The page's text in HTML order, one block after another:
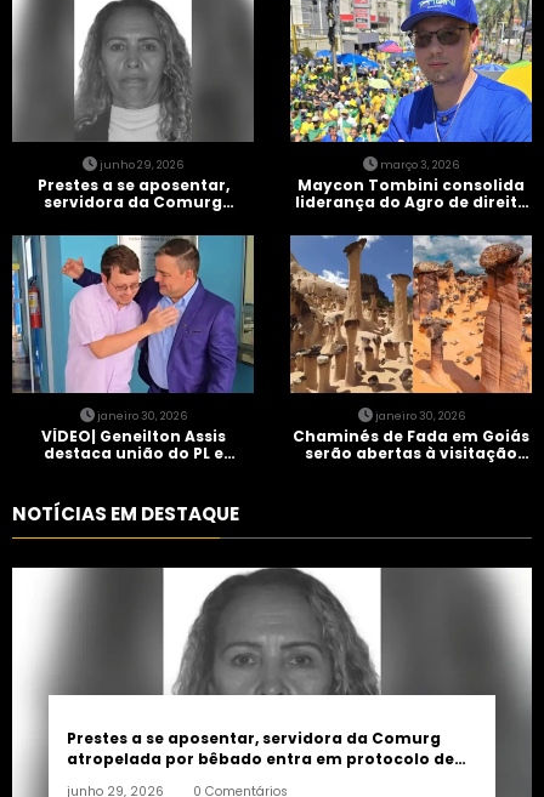
junho 29, 2026
Prestes a se aposentar,
servidora da Comurg
entra em protocolo de
morte encefálica
março 3, 2026
Maycon Tombini consolida
liderança do Agro de direita
Brasil” em Goiânia
janeiro 30, 2026
VÍDEO| Geneilton Assis
destaca união do PL e
janeiro 30, 2026
Chaminés de Fada em Goiás
serão abertas à visitação
NOTÍCIAS EM DESTAQUE
Prestes a se aposentar, servidora da Comurg
atropelada por bêbado entra em protocolo de
junho 29, 2026 0 Comentários